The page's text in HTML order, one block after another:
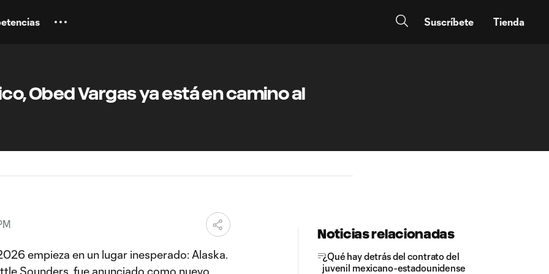
Suscríbete Tienda
Obed Vargas ya está en camino al
empieza en un lugar inesperado: Alaska.
Sounders, fue anunciado como nuevo
Noticias relacionadas
¿Qué hay detrás del contrato del
juvenil mexicano-estadounidense